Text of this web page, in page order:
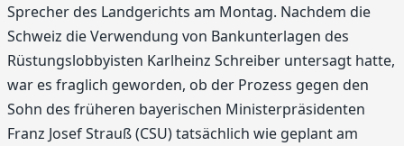
Sprecher des Landgerichts am Montag. Nachdem die
Schweiz die Verwendung von Bankunterlagen des
Rüstungslobbyisten Karlheinz Schreiber untersagt hatte,
war es fraglich geworden, ob der Prozess gegen den
Sohn des früheren bayerischen Ministerpräsidenten
Franz Josef Strauß (CSU) tatsächlich wie geplant am